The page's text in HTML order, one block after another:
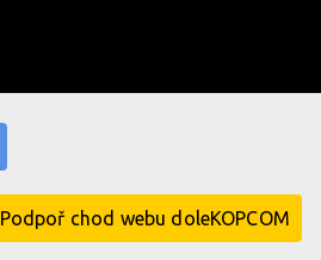
Podpoř chod webu doleKOPCOM